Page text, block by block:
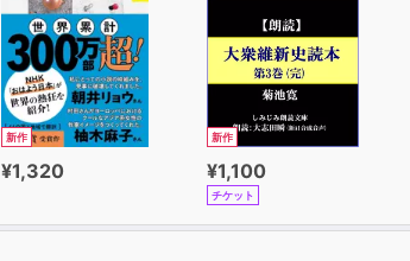
新作
¥1,320
新作
¥1,100
チケット